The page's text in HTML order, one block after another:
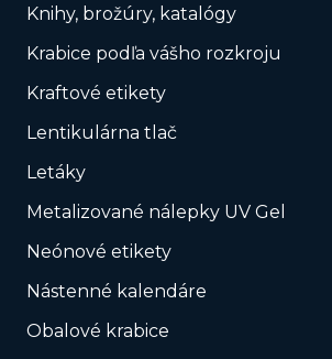
Knihy, brožúry, katalógy
Krabice podľa vášho rozkroju
Kraftové etikety
Lentikulárna tlač
Letáky
Metalizované nálepky UV Gel
Neónové etikety
Nástenné kalendáre
Obalové krabice